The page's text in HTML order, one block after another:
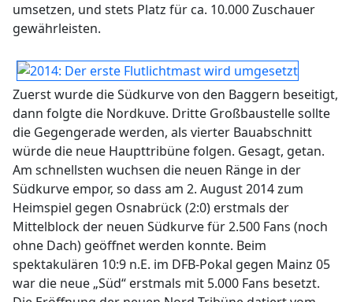
umsetzen, und stets Platz für ca. 10.000 Zuschauer
gewährleisten.
Zuerst wurde die Südkurve von den Baggern beseitigt,
dann folgte die Nordkuve. Dritte Großbaustelle sollte
die Gegengerade werden, als vierter Bauabschnitt
würde die neue Haupttribüne folgen. Gesagt, getan.
Am schnellsten wuchsen die neuen Ränge in der
Südkurve empor, so dass am 2. August 2014 zum
Heimspiel gegen Osnabrück (2:0) erstmals der
Mittelblock der neuen Südkurve für 2.500 Fans (noch
ohne Dach) geöffnet werden konnte. Beim
spektakulären 10:9 n.E. im DFB-Pokal gegen Mainz 05
war die neue „Süd“ erstmals mit 5.000 Fans besetzt.